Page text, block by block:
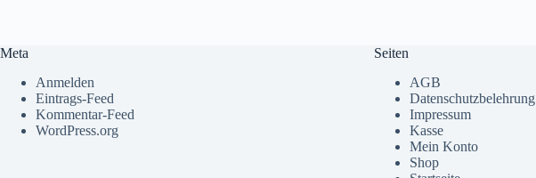
Meta
Anmelden
Eintrags-Feed
Kommentar-Feed
WordPress.org
Seiten
AGB
Datenschutzbelehrung
Impressum
Kasse
Mein Konto
Shop